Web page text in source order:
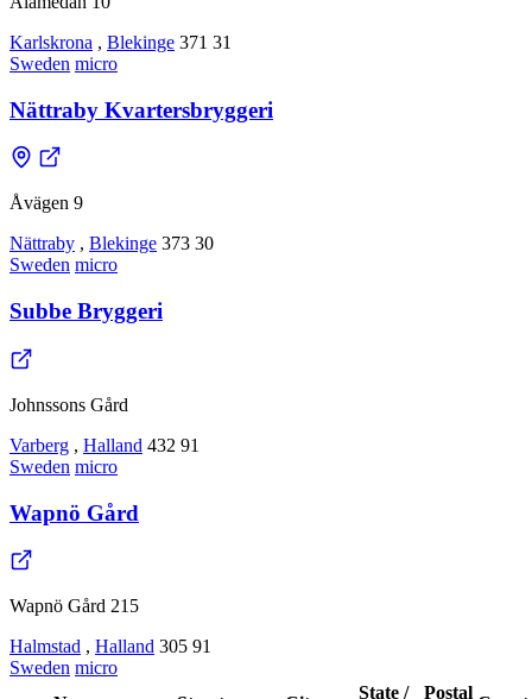
Karlskrona , Blekinge 371 31
Sweden micro
Nättraby Kvartersbryggeri
Åvägen 9
Nättraby , Blekinge 373 30
Sweden micro
Subbe Bryggeri
Johnssons Gård
Varberg , Halland 432 91
Sweden micro
Wapnö Gård
Wapnö Gård 215
Halmstad , Halland 305 91
Sweden micro
State / Postal